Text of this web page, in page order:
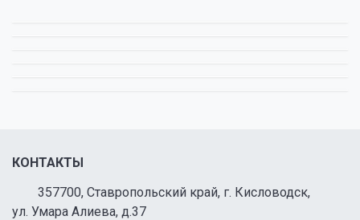
КОНТАКТЫ
357700, Ставропольский край, г. Кисловодск,
ул. Умара Алиева, д.37